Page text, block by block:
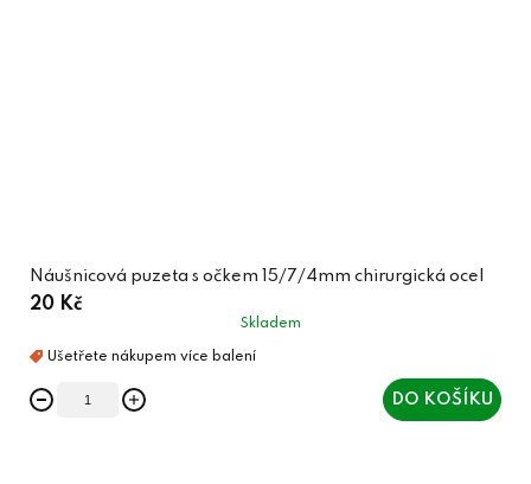
Náušnicová puzeta s očkem 15/7/4mm chirurgická ocel
20 Kč
Skladem
DO KOŠÍKU